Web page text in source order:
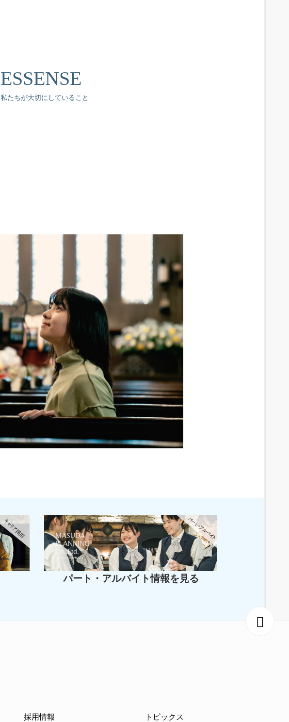
ESSENSE
私たちが大切にしていること
パート・アルバイト情報を見る
採用情報 トピックス